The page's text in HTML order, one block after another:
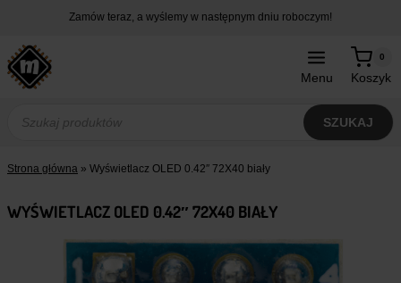
treści
Zamów teraz, a wyślemy w następnym dniu roboczym!
Menu Koszyk
0
produktów
SZUKAJ
Strona główna » Wyświetlacz OLED 0.42″ 72X40 biały
WYŚWIETLACZ OLED 0.42″ 72X40 BIAŁY